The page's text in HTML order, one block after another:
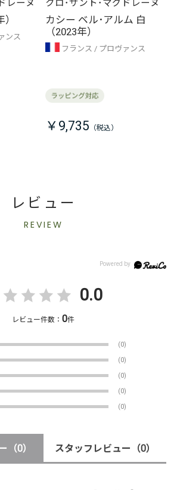
レーヌ
ンス
クロ･サント･マグドレーヌ
カシー ベル･アルム 白
（2023年）
フランス プロヴァンス
￥9,735
レビュー
REVIEW
0.0
レビュー件数：0件
(0)
(0)
(0)
(0)
(0)
（0） スタッフレビュー （0）